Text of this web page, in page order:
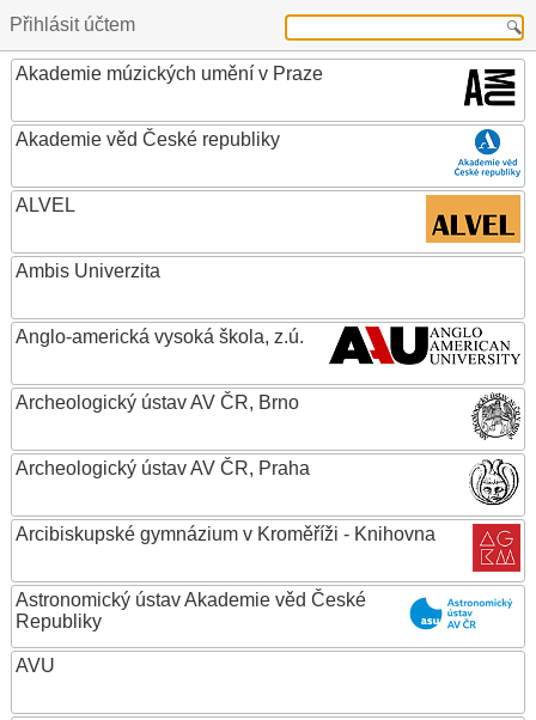
Přihlásit účtem
Akademie múzických umění v Praze
Akademie věd České republiky
ALVEL
Ambis Univerzita
Anglo-americká vysoká škola, z.ú.
Archeologický ústav AV ČR, Brno
Archeologický ústav AV ČR, Praha
Arcibiskupské gymnázium v Kroměříži - Knihovna
Astronomický ústav Akademie věd České
Republiky
AVU